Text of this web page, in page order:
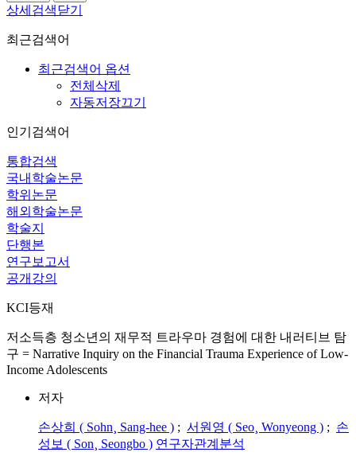
상세검색닫기
최근검색어
최근검색어 옵션
전체삭제
자동저장끄기
인기검색어
통합검색
국내학술논문
학위논문
해외학술논문
학술지
단행본
연구보고서
공개강의
KCI등재
저소득층 청소년의 재무적 트라우마 경험에 대한 내러티브 탐
구 = Narrative Inquiry on the Financial Trauma Experience of Low-
Income Adolescents
저자
손상희 ( Sohn¸ Sang-hee ) ; 서원영 ( Seo¸ Wonyeong ) ; 손
성보 ( Son¸ Seongbo ) 연구자관계분석